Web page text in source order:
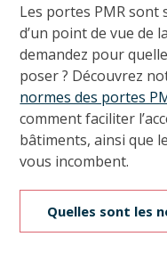
Les portes PMR sont
d’un point de vue de
demandez pour
poser ? Découvrez
normes des portes
comment faciliter
bâtiments, ainsi que
vous incombent.
Quelles sont les